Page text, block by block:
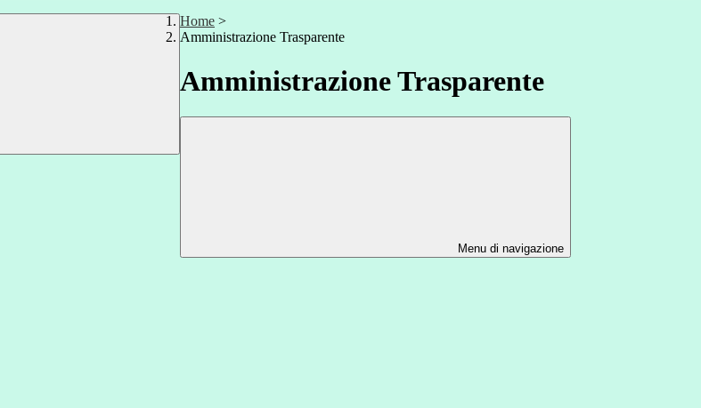
Home >
Amministrazione Trasparente
Amministrazione Trasparente
Menu di navigazione